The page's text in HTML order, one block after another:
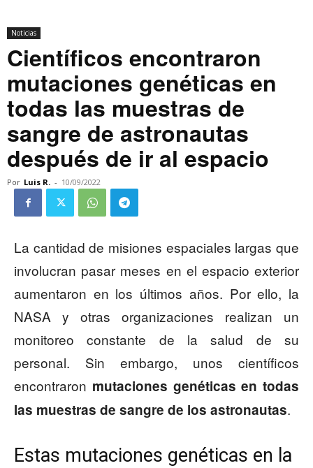
Noticias
Científicos encontraron
mutaciones genéticas en
todas las muestras de
sangre de astronautas
después de ir al espacio
Por Luis R. - 10/09/2022
La cantidad de misiones espaciales largas que
involucran pasar meses en el espacio exterior
aumentaron en los últimos años. Por ello, la
NASA y otras organizaciones realizan un
monitoreo constante de la salud de su
personal. Sin embargo, unos científicos
encontraron mutaciones genéticas en todas
las muestras de sangre de los astronautas.
Estas mutaciones genéticas en la